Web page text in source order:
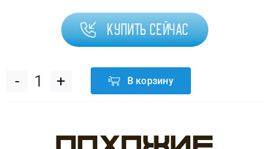
Купить сейчас
Количество
В корзину